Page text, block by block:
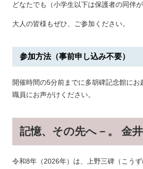
どなたでも（小学生以下は保護者の同伴が
大人の皆様もぜひ、ご参加ください。
参加方法（事前申し込み不要）
開催時間の5分前までに多胡碑記念館にお
職員にお声がけください。
記憶、その先へ－。 金
令和8年（2026年）は、上野三碑（こう